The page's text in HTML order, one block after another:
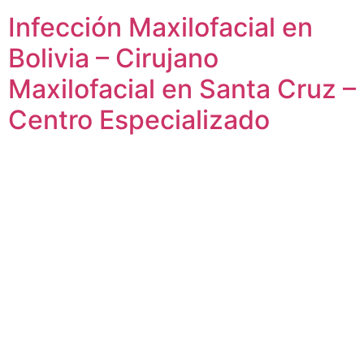
Infección Maxilofacial en
Bolivia – Cirujano
Maxilofacial en Santa Cruz –
Centro Especializado